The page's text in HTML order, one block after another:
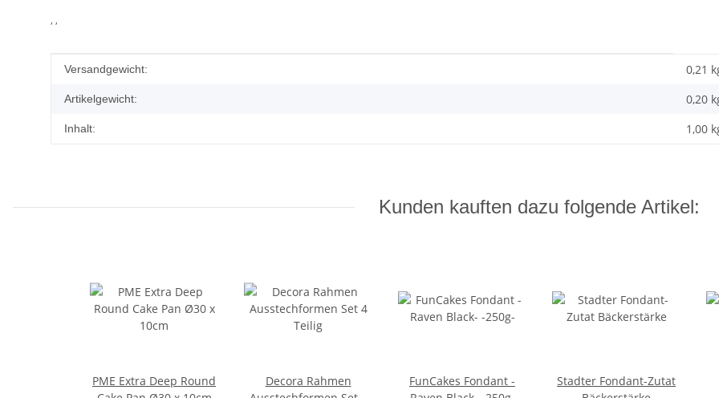
, ,
Produkteigenschaft
Wert
Versandgewicht: 0,21
Artikelgewicht: 0,20
Inhalt: 1,00
Kunden kauften dazu folgende Artikel:
PME Extra Deep Round
Decora Rahmen
FunCakes Fondant -
Stadter Fondant-Zutat